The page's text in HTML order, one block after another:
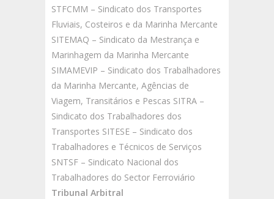
STFCMM – Sindicato dos Transportes
Fluviais, Costeiros e da Marinha Mercante
SITEMAQ – Sindicato da Mestrança e
Marinhagem da Marinha Mercante
SIMAMEVIP – Sindicato dos Trabalhadores
da Marinha Mercante, Agências de
Viagem, Transitários e Pescas SITRA –
Sindicato dos Trabalhadores dos
Transportes SITESE – Sindicato dos
Trabalhadores e Técnicos de Serviços
SNTSF – Sindicato Nacional dos
Trabalhadores do Sector Ferroviário
Tribunal Arbitral